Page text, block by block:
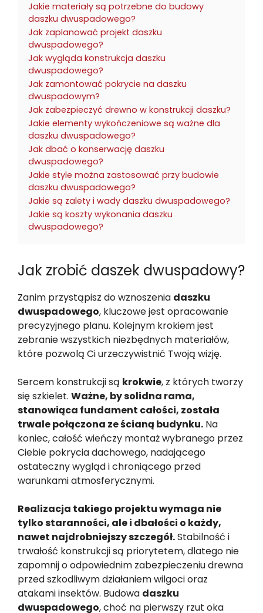
Jakie materiały są potrzebne do budowy
daszku dwuspadowego?
Jak zaplanować projekt daszku
dwuspadowego?
Jak wygląda konstrukcja daszku
dwuspadowego?
Jak zamontować pokrycie na daszku
dwuspadowym?
Jak zabezpieczyć drewno w konstrukcji daszku?
Jakie elementy wykończeniowe są ważne dla
daszku dwuspadowego?
Jak dbać o konserwację daszku
dwuspadowego?
Jakie style można zastosować przy budowie
daszku dwuspadowego?
Jakie są zalety i wady daszku dwuspadowego?
Jakie są koszty wykonania daszku
dwuspadowego?
Jak zrobić daszek dwuspadowy?
Zanim przystąpisz do wznoszenia daszku
dwuspadowego, kluczowe jest opracowanie
precyzyjnego planu. Kolejnym krokiem jest
zebranie wszystkich niezbędnych materiałów,
które pozwolą Ci urzeczywistnić Twoją wizję.
Sercem konstrukcji są krokwie, z których tworzy
się szkielet. Ważne, by solidna rama,
stanowiąca fundament całości, została
trwale połączona ze ścianą budynku. Na
koniec, całość wieńczy montaż wybranego przez
Ciebie pokrycia dachowego, nadającego
ostateczny wygląd i chroniącego przed
warunkami atmosferycznymi.
Realizacja takiego projektu wymaga nie
tylko staranności, ale i dbałości o każdy,
nawet najdrobniejszy szczegół.Stabilność i
trwałość konstrukcji są priorytetem, dlatego nie
zapomnij o odpowiednim zabezpieczeniu drewna
przed szkodliwym działaniem wilgoci oraz
atakami insektów. Budowa daszku
dwuspadowego, choć na pierwszy rzut oka